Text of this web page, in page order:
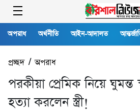
অপরাধ অর্থনীতি আইন-আদালত
প্রচ্ছদ/অপরাধ
পরকীয়া প্রেমিক নিয়ে ঘুমন্ত
হত্যা করলেন স্ত্রী!